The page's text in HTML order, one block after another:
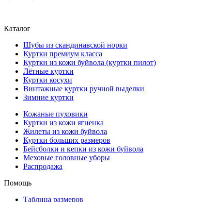
Каталог
Шубы из скандинавской норки
Куртки премиум класса
Куртки из кожи буйвола (куртки пилот)
Лётные куртки
Куртки косухи
Винтажные куртки ручной выделки
Зимние куртки
Кожаные пуховики
Куртки из кожи ягненка
Жилеты из кожи буйвола
Куртки больших размеров
Бейсболки и кепки из кожи буйвола
Меховые головные уборы
Распродажа
Помощь
Таблица размеров